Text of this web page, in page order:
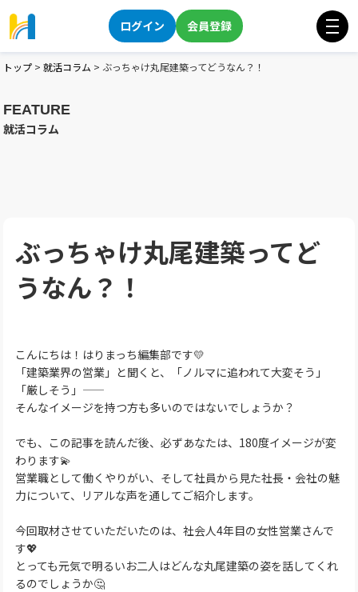
ログイン 会員登録
トップ > 就活コラム > ぶっちゃけ丸尾建築ってどうなん？！
FEATURE
就活コラム
ぶっちゃけ丸尾建築ってど
うなん？！
こんにちは！はりまっち編集部です💛
「建築業界の営業」と聞くと、「ノルマに追われて大変そう」
「厳しそう」——
そんなイメージを持つ方も多いのではないでしょうか？
でも、この記事を読んだ後、必ずあなたは、180度イメージが変
わります💫
営業職として働くやりがい、そして社員から見た社長・会社の魅
力について、リアルな声を通してご紹介します。
今回取材させていただいたのは、社会人4年目の女性営業さんで
す💖
とっても元気で明るいお二人はどんな丸尾建築の姿を話してくれ
るのでしょうか🤔